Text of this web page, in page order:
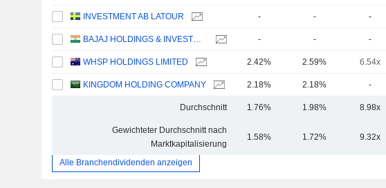
INVESTMENT AB LATOUR - - -
BAJAJ HOLDINGS & INVESTMENT LIMITED - - -
WHSP HOLDINGS LIMITED 2.42% 2.59% 6.54x
KINGDOM HOLDING COMPANY 2.18% 2.18% -
Durchschnitt 1.76% 1.98% 8.98x
Gewichteter Durchschnitt nach
Marktkapitalisierung
1.58% 1.72% 9.32x
Alle Branchendividenden anzeigen